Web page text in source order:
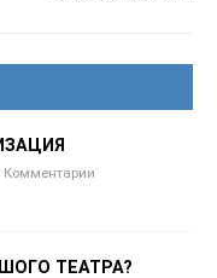
Комментарии
ТЕАТРА?